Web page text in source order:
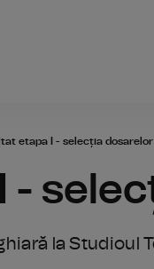
etapa I - selecția dosarelor
-
la Studioul